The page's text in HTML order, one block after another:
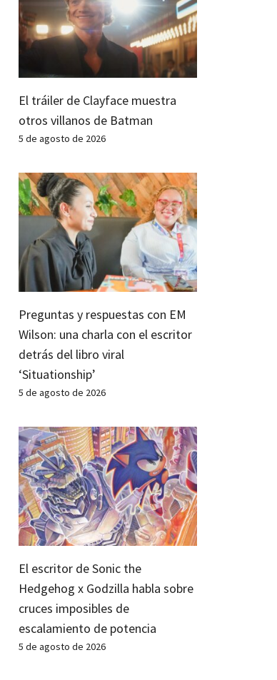
El tráiler de Clayface muestra
otros villanos de Batman
5 de agosto de 2026
Preguntas y respuestas con EM
Wilson: una charla con el escritor
detrás del libro viral
‘Situationship’
5 de agosto de 2026
El escritor de Sonic the
Hedgehog x Godzilla habla sobre
cruces imposibles de
escalamiento de potencia
5 de agosto de 2026